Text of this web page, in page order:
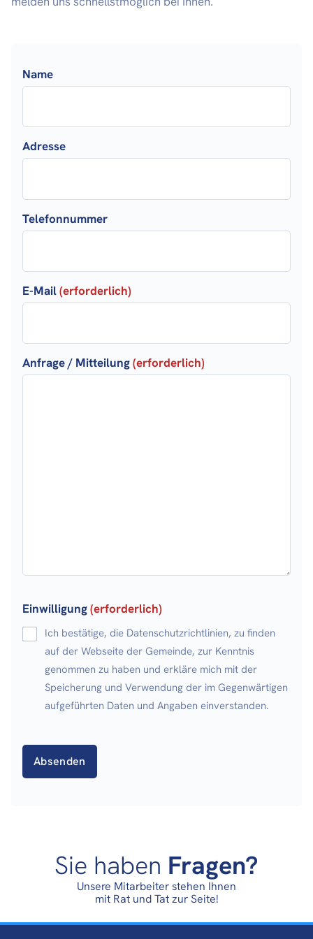
Name
Adresse
Telefonnummer
E-Mail(erforderlich)
Anfrage / Mitteilung(erforderlich)
Einwilligung(erforderlich)
Ich bestätige, die Datenschutzrichtlinien, zu finden
auf der Webseite der Gemeinde, zur Kenntnis
genommen zu haben und erkläre mich mit der
Speicherung und Verwendung der im Gegenwärtigen
aufgeführten Daten und Angaben einverstanden.
Sie haben Fragen?
Unsere Mitarbeiter stehen Ihnen
mit Rat und Tat zur Seite!